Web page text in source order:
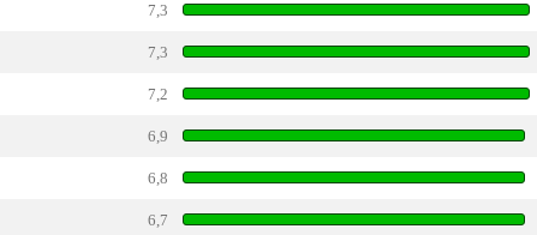
7,3
7,3
7,2
6,9
6,8
6,7